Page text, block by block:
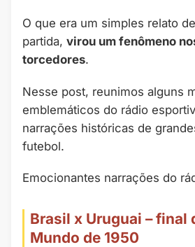
O que era um simples relato
partida, virou um fenômeno
torcedores.
Nesse post, reunimos alguns
emblemáticos do rádio
narrações históricas de
futebol.
Emocionantes narrações do
Brasil x Uruguai – final
Mundo de 1950